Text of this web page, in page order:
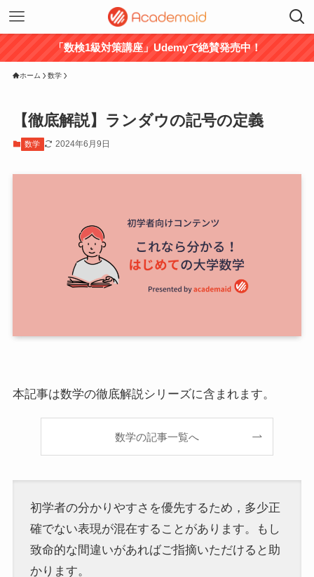
「数検1級対策講座」Udemyで絶賛発売中！
ホーム 数学
【徹底解説】ランダウの記号の定義
数学 2024年6月9日
本記事は数学の徹底解説シリーズに含まれます。
数学の記事一覧へ
初学者の分かりやすさを優先するため，多少正
確でない表現が混在することがあります。もし
致命的な間違いがあればご指摘いただけると助
かります。